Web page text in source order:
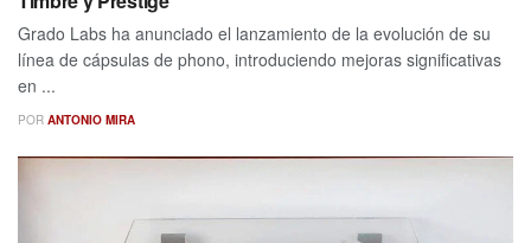
Grado Labs ha anunciado el lanzamiento de la evolución de su
línea de cápsulas de phono, introduciendo mejoras significativas
en ...
POR ANTONIO MIRA